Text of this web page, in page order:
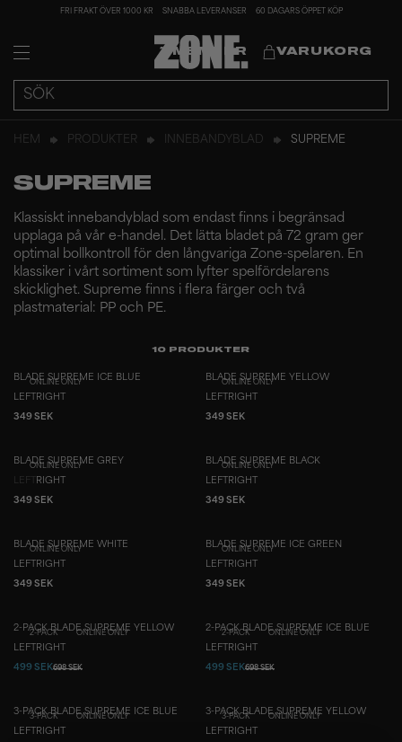
FRI FRAKT ÖVER 1000 KR SNABBA LEVERANSER 60 DAGARS ÖPPET KÖP
MEMBER VARUKORG
HEM PRODUKTER INNEBANDYBLAD SUPREME
SUPREME
Klassiskt innebandyblad som endast finns i begränsad
upplaga på vår e-handel. Det lätta bladet på 72 gram ger
optimal bollkontroll för den långvariga Zone-spelaren. En
klassiker i vårt sortiment som lyfter spelfördelarens
skicklighet. Supreme finns i flera färger och två
plastmaterial: PP och PE.
10 PRODUKTER
ONLINE ONLY
BLADE SUPREME ICE BLUE
LEFT
RIGHT
349 SEK
ONLINE ONLY
BLADE SUPREME YELLOW
LEFT
RIGHT
349 SEK
ONLINE ONLY
BLADE SUPREME GREY
RIGHT
349 SEK
ONLINE ONLY
BLADE SUPREME BLACK
LEFT
RIGHT
349 SEK
ONLINE ONLY
BLADE SUPREME WHITE
LEFT
RIGHT
349 SEK
ONLINE ONLY
BLADE SUPREME ICE GREEN
LEFT
RIGHT
349 SEK
2-PACK ONLINE ONLY
2-PACK BLADE SUPREME YELLOW
LEFT
RIGHT
499 SEK698 SEK
2-PACK ONLINE ONLY
2-PACK BLADE SUPREME ICE BLUE
LEFT
RIGHT
499 SEK698 SEK
3-PACK ONLINE ONLY
3-PACK BLADE SUPREME ICE BLUE
LEFT
RIGHT
3-PACK ONLINE ONLY
3-PACK BLADE SUPREME YELLOW
LEFT
RIGHT